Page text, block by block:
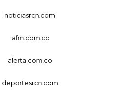
noticiasrcn.com
lafm.com.co
alerta.com.co
deportesrcn.com